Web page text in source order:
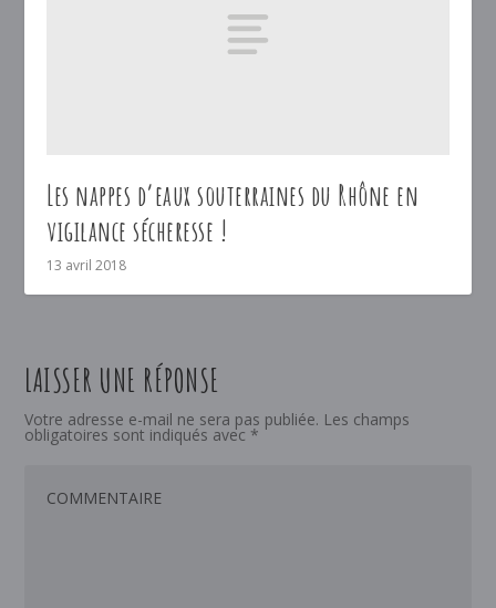
Les nappes d’eaux souterraines du Rhône en
vigilance sécheresse !
13 avril 2018
LAISSER UNE RÉPONSE
Votre adresse e-mail ne sera pas publiée. Les champs
obligatoires sont indiqués avec *